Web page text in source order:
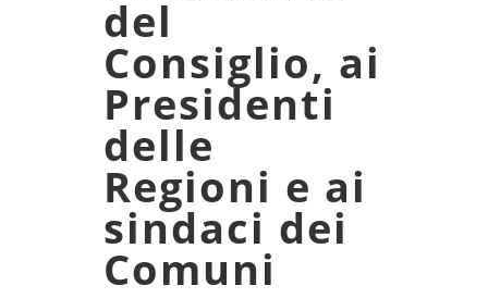
del
Consiglio, ai
Presidenti
delle
Regioni e ai
sindaci dei
Comuni